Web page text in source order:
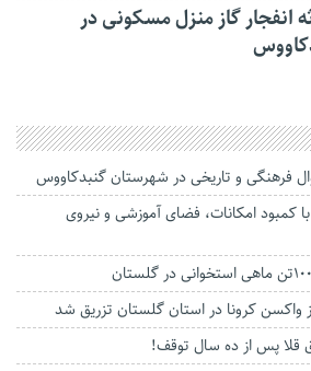
انفجار گاز منزل مسکونی در
کمبود امکانات، فضای آموزشی و نیروی
آق قلا پس از ده سال توقف!